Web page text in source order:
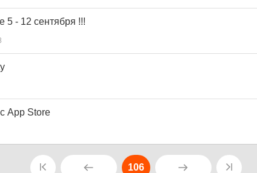
5 - 12 сентября !!!
App Store
106